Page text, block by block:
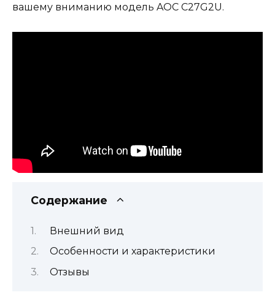
вашему вниманию модель AOC C27G2U.
Содержание
Внешний вид
Особенности и характеристики
Отзывы